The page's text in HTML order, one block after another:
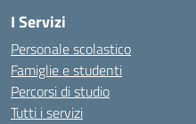
I Servizi
Personale scolastico
Famiglie e studenti
Percorsi di studio
Tutti i servizi